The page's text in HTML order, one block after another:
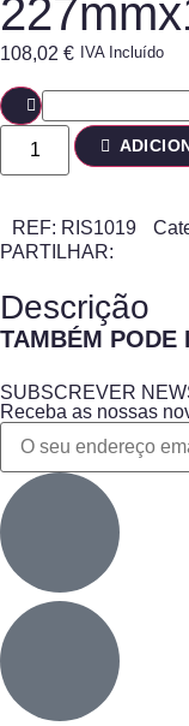
108,02 € IVA Incluído
REF: RIS1019
PARTILHAR:
Descrição
TAMBÉM PODE
SUBSCREVER
Receba as nossas